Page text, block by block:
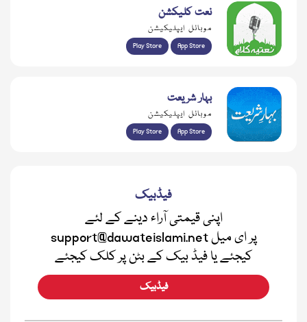
نعت کلیکشن
موبائل ایپلیکیشن
Play Store App Store
بہار شریعت
موبائل ایپلیکیشن
Play Store App Store
فیڈبیک
اپنی قیمتی آراء دینے کے لئے
support@dawateislami.net پر ای میل
کیجئے یا فیڈ بیک کے بٹن پر کلک کیجئے
فیڈبیک